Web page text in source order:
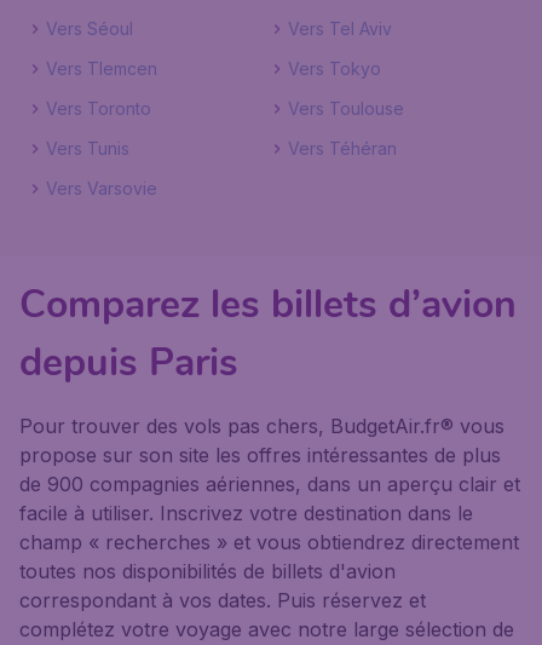
Vers Séoul
Vers Tel Aviv
Vers Tlemcen
Vers Tokyo
Vers Toronto
Vers Toulouse
Vers Tunis
Vers Téhéran
Vers Varsovie
Comparez les billets d’avion
depuis Paris
Pour trouver des vols pas chers, BudgetAir.fr® vous
propose sur son site les offres intéressantes de plus
de 900 compagnies aériennes, dans un aperçu clair et
facile à utiliser. Inscrivez votre destination dans le
champ « recherches » et vous obtiendrez directement
toutes nos disponibilités de billets d'avion
correspondant à vos dates. Puis réservez et
complétez votre voyage avec notre large sélection de